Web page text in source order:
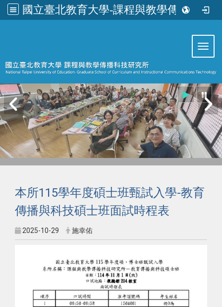
國立臺北教育大學-課程與教學傳播科技研究所
本所115學年度碩士班甄試入學-教育
傳播與科技碩士班面試時程表
2025-10-29 施幸佑